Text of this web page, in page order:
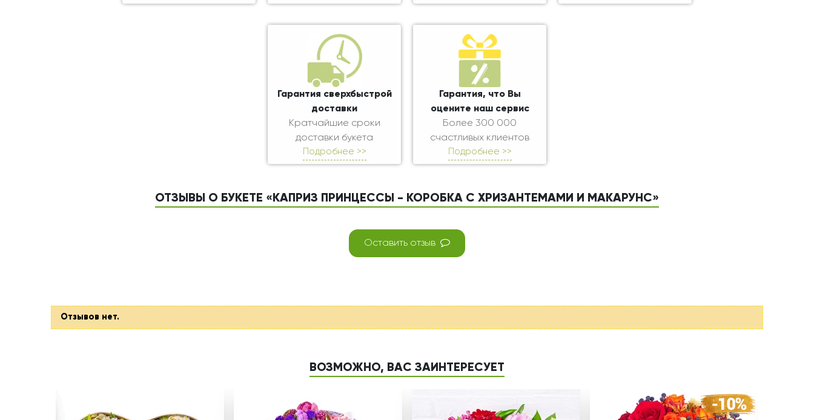
Гарантия сверхбыстрой
доставки
Кратчайшие сроки
доставки букета
Подробнее >>
Гарантия, что Вы
оцените наш сервис
Более 300 000
счастливых клиентов
Подробнее >>
ОТЗЫВЫ О БУКЕТЕ «КАПРИЗ ПРИНЦЕССЫ - КОРОБКА С ХРИЗАНТЕМАМИ И МАКАРУНС»
Оставить отзыв
Отзывов нет.
ВОЗМОЖНО, ВАС ЗАИНТЕРЕСУЕТ